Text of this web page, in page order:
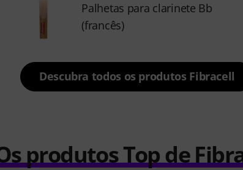
Palhetas para clarinete Bb
(francês)
Descubra todos os produtos Fibracell
produtos Top de